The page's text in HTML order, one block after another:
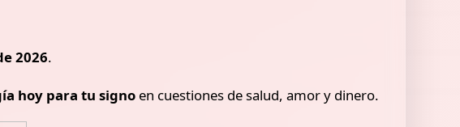
2026.
hoy para tu signo en cuestiones de salud, amor y dinero.